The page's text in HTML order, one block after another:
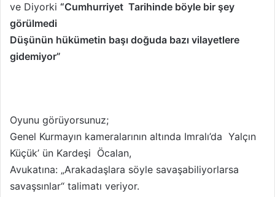
ve Diyorki “Cumhurriyet Tarihinde böyle bir şey
görülmedi
Düşünün hükümetin başı doğuda bazı vilayetlere
gidemiyor”
Oyunu görüyorsunuz;
Genel Kurmayın kameralarının altında Imralı’da Yalçın
Küçük’ ün Kardeşi Öcalan,
Avukatına: „Arakadaşlara söyle savaşabiliyorlarsa
savaşsınlar“ talimatı veriyor.